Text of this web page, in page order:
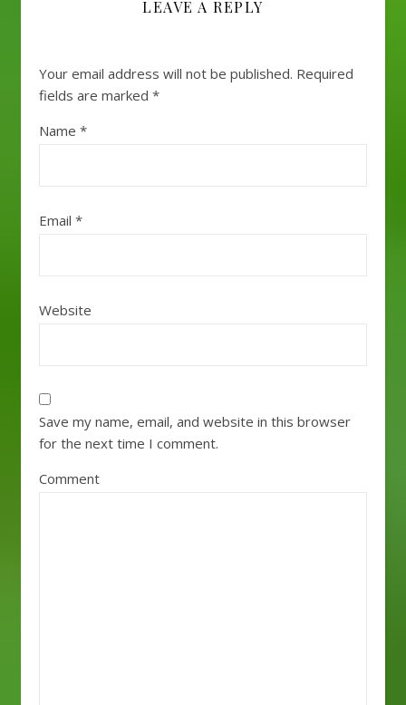
LEAVE A REPLY
Your email address will not be published. Required
fields are marked *
Name *
Email *
Website
Save my name, email, and website in this browser
for the next time I comment.
Comment